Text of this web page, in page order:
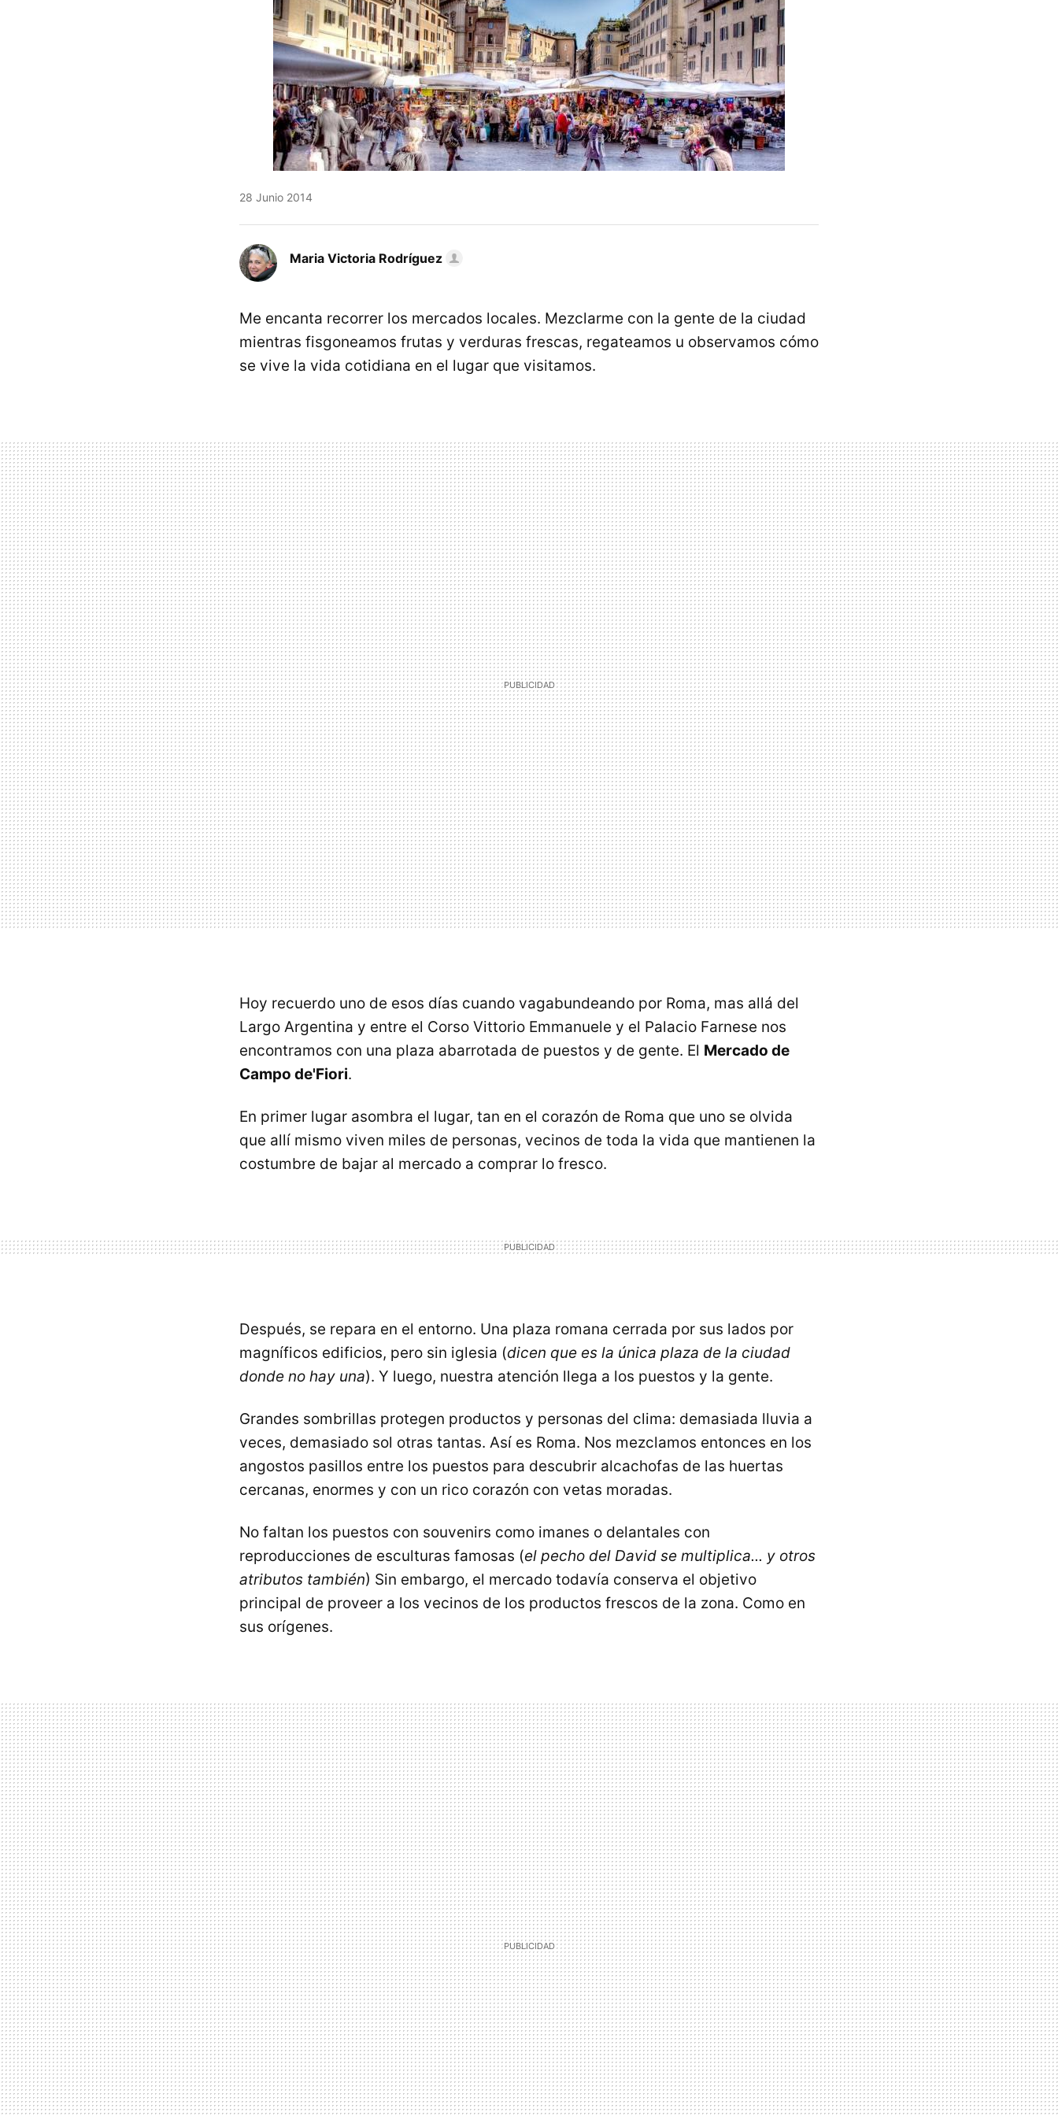
28 Junio 2014
Maria Victoria Rodríguez
Me encanta recorrer los mercados locales. Mezclarme con la gente de la ciudad
mientras fisgoneamos frutas y verduras frescas, regateamos u observamos cómo
se vive la vida cotidiana en el lugar que visitamos.
Hoy recuerdo uno de esos días cuando vagabundeando por Roma, mas allá del
Largo Argentina y entre el Corso Vittorio Emmanuele y el Palacio Farnese nos
encontramos con una plaza abarrotada de puestos y de gente. El Mercado de
Campo de'Fiori.
En primer lugar asombra el lugar, tan en el corazón de Roma que uno se olvida
que allí mismo viven miles de personas, vecinos de toda la vida que mantienen la
costumbre de bajar al mercado a comprar lo fresco.
Después, se repara en el entorno. Una plaza romana cerrada por sus lados por
magníficos edificios, pero sin iglesia (dicen que es la única plaza de la ciudad
donde no hay una). Y luego, nuestra atención llega a los puestos y la gente.
Grandes sombrillas protegen productos y personas del clima: demasiada lluvia a
veces, demasiado sol otras tantas. Así es Roma. Nos mezclamos entonces en los
angostos pasillos entre los puestos para descubrir alcachofas de las huertas
cercanas, enormes y con un rico corazón con vetas moradas.
No faltan los puestos con souvenirs como imanes o delantales con
reproducciones de esculturas famosas (el pecho del David se multiplica... y otros
atributos también) Sin embargo, el mercado todavía conserva el objetivo
principal de proveer a los vecinos de los productos frescos de la zona. Como en
sus orígenes.